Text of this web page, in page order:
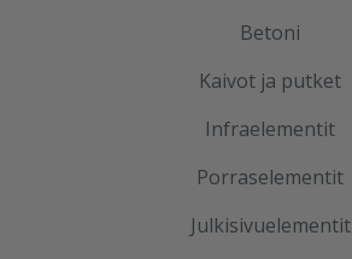
Betoni
Kaivot ja putket
Infraelementit
Porraselementit
Julkisivuelementit